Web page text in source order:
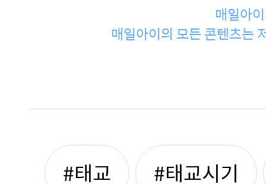
매일아
매일아이의 모든 콘텐츠는
#태교 #태교시기